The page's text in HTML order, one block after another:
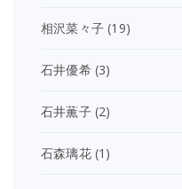
相沢菜々子 (19)
石井優希(3)
石井薫子(2)
石森璃花(1)